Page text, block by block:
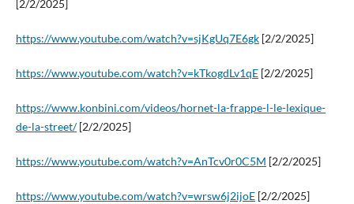
[2/2/2025]
https://www.youtube.com/watch?v=sjKgUq7E6gk[2/2/2025]
https://www.youtube.com/watch?v=kTkogdLv1qE[2/2/2025]
https://www.konbini.com/videos/hornet-la-frappe-l-le-lexique-
de-la-street/[2/2/2025]
https://www.youtube.com/watch?v=AnTcv0r0C5M [2/2/2025]
https://www.youtube.com/watch?v=wrsw6j2ijoE[2/2/2025]